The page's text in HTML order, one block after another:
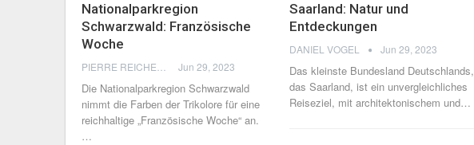
Nationalparkregion
Schwarzwald: Französische
Woche
Jun 29, 2023
Die Nationalparkregion Schwarzwald
nimmt die Farben der Trikolore für eine
reichhaltige „Französische Woche“ an.
…
Saarland: Natur und
Entdeckungen
DANIEL VOGEL Jun 29, 2023
Das kleinste Bundesland Deutschlands,
das Saarland, ist ein unvergleichliches
Reiseziel, mit architektonischem und…